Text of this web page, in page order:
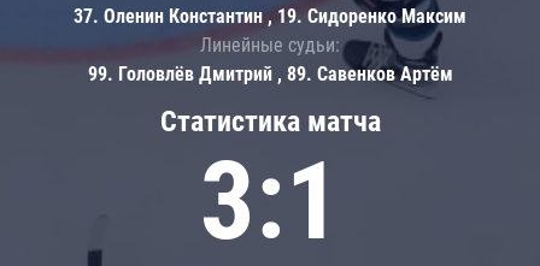
Статистика матча
3:1
37. Оленин Константин , 19. Сидоренко Максим
Линейные судьи:
99. Головлёв Дмитрий , 89. Савенков Артём